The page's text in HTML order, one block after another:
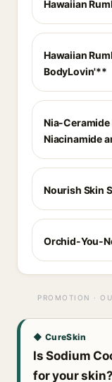
Hawaiian
Hawaiian
BodyLovin'**
Nia-Ceramide
Niacinamide
Nourish Skin
Orchid-You-
PROMOTION ·
◆ CureSkin
Is Sodium
for your skin?